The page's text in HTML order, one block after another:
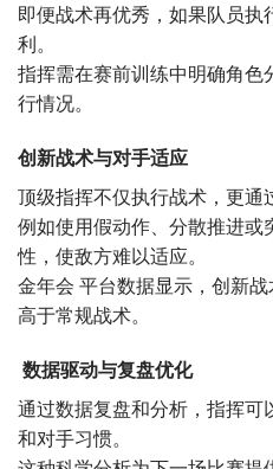
即便战术再优秀，如果队员执
利。
指挥需在赛前训练中明确角色
行情况。
创新战术与对手适应
顶级指挥不仅执行战术，更通
例如使用假动作、分散推进或
性，使敌方难以适应。
金年会 平台数据显示，创新
高于常规战术。
数据驱动与复盘优化
通过数据复盘和分析，指挥可
和对手习惯。